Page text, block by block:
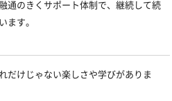
通のきくサポート体制で、継続して続
ます。
だけじゃない楽しさや学びがありま